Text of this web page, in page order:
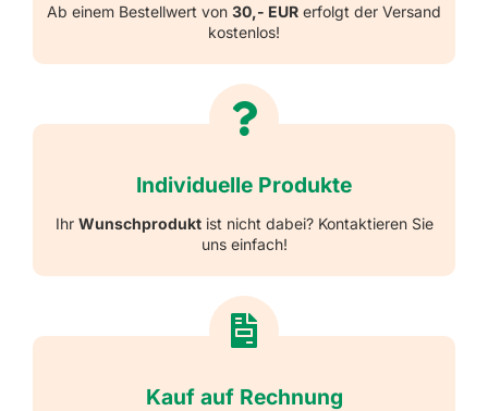
Ab einem Bestellwert von 30,- EUR erfolgt der Versand
kostenlos!
Individuelle Produkte
Ihr Wunschproduktist nicht dabei? Kontaktieren Sie
uns einfach!
Kauf auf Rechnung